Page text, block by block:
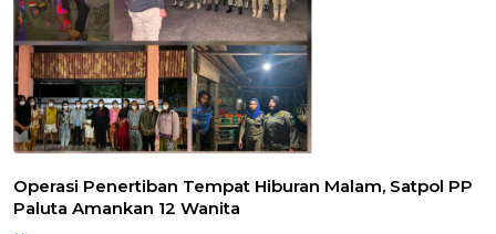
Operasi Penertiban Tempat Hiburan Malam, Satpol PP
Paluta Amankan 12 Wanita